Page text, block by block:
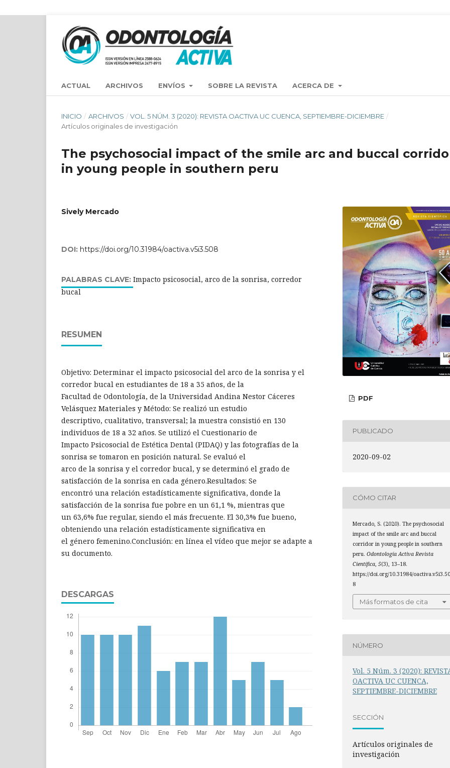
ACTUAL ARCHIVOS ENVÍOS SOBRE LA REVISTA ACERCA DE
INICIO / ARCHIVOS / VOL. 5 NÚM. 3 (2020): REVISTA OACTIVA UC CUENCA, SEPTIEMBRE-DICIEMBRE /
Artículos originales de investigación
The psychosocial impact of the smile arc and buccal
in young people in southern peru
Sively Mercado
DOI: https://doi.org/10.31984/oactiva.v5i3.508
PALABRAS CLAVE: Impacto psicosocial, arco de la sonrisa, corredor
bucal
RESUMEN
Objetivo: Determinar el impacto psicosocial del arco de la sonrisa y el
corredor bucal en estudiantes de 18 a 35 años, de la
Facultad de Odontología, de la Universidad Andina Nestor Cáceres
Velásquez Materiales y Método: Se realizó un estudio
descriptivo, cualitativo, transversal; la muestra consistió en 130
individuos de 18 a 32 años. Se utilizó el Cuestionario de
Impacto Psicosocial de Estética Dental (PIDAQ) y las fotografías de la
sonrisa se tomaron en posición natural. Se evaluó el
arco de la sonrisa y el corredor bucal, y se determinó el grado de
satisfacción de la sonrisa en cada género.Resultados: Se
encontró una relación estadísticamente significativa, donde la
satisfacción de la sonrisa fue pobre en un 61,1 %, mientras que
un 63,6% fue regular, siendo el más frecuente. El 30,3% fue bueno,
obteniendo una relación estadísticamente significativa en
el género femenino.Conclusión: en línea el vídeo que mejor se adapte a
su documento.
DESCARGAS
PDF
PUBLICADO
2020-09-02
CÓMO CITAR
Mercado, S. (2020). The psychosocial
impact of the smile arc and buccal
corridor in young people in southern
peru.Odontología Activa Revista
Científica ,5(3), 13–18.
https://doi.org/10.31984/
8
Más formatos de cita
NÚMERO
Vol. 5 Núm. 3 (2020):
OACTIVA UC CUENCA,
SEPTIEMBRE-DICIEMBRE
SECCIÓN
Artículos originales de
investigación